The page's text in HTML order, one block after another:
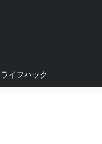
ライフハック